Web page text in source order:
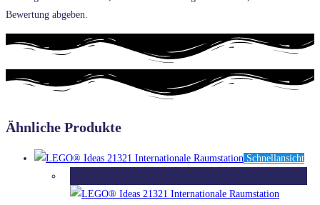
Bewertung abgeben.
Ähnliche Produkte
Schnellansicht